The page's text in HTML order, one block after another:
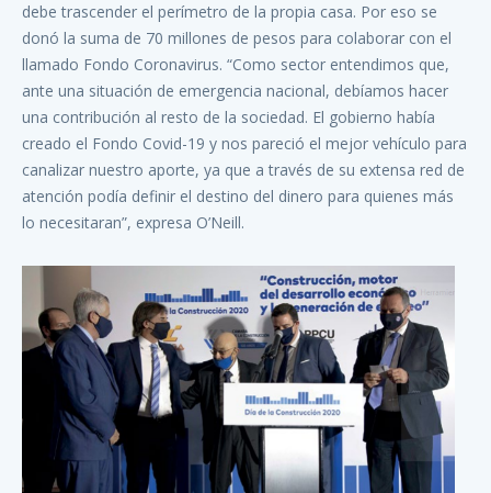
debe trascender el perímetro de la propia casa. Por eso se
donó la suma de 70 millones de pesos para colaborar con el
llamado Fondo Coronavirus. “Como sector entendimos que,
ante una situación de emergencia nacional, debíamos hacer
una contribución al resto de la sociedad. El gobierno había
creado el Fondo Covid-19 y nos pareció el mejor vehículo para
canalizar nuestro aporte, ya que a través de su extensa red de
atención podía definir el destino del dinero para quienes más
lo necesitaran”, expresa O’Neill.